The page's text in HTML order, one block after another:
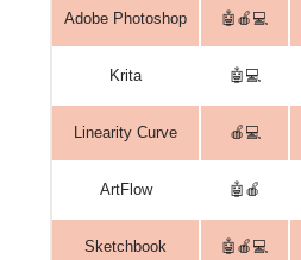
Adobe Photoshop 🤖🍎💻
Krita 🤖💻
Linearity Curve 🍎💻
ArtFlow 🤖🍎
Sketchbook 🤖🍎💻